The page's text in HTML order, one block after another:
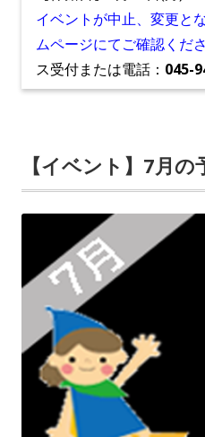
イベントが中止、変更と
ムページにてご確認くださ
ス受付または電話： 045-
【イベント】7月の